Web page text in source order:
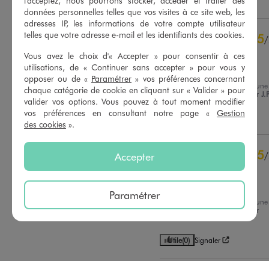
5étoiles
16
4 étoiles
4
2étoiles
0
1étoile 0
Trier les avis
5/
Avis vérifié et récompensé
Confortable
Avis du 18/02/2026
, suite à une
expérience du05/02/2026 par
Utile(0) Signaler
5/
Avis vérifié et récompensé
top
, suite à une
expérience du26/12/2025
par
Utile(0) Signaler
données personnelles telles que vos visites à ce site web, les
adresses IP, les informations de votre compte utilisateur
telles que votre adresse e-mail et les identifiants des cookies.
Vous avez le choix d'« Accepter » pour consentir à ces
utilisations, de « Continuer sans accepter » pour vous y
opposer ou de « Paramétrer » vos préférences concernant
chaque catégorie de cookie en cliquant sur « Valider » pour
valider vos options. Vous pouvez à tout moment modifier
vos préférences en consultant notre page « Gestion
des cookies ».
Accepter
Paramétrer